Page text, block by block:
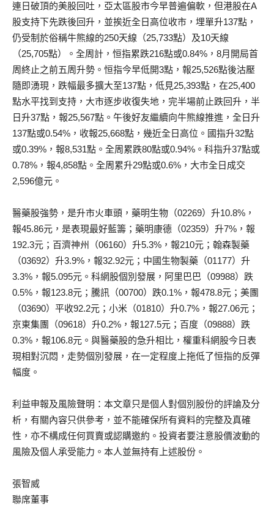
連日破頂的美股回吐，亞太區股市今早普遍偏軟，但港股在A
股支持下先跌後回升，並挨近全日高位收市，埋單升137點，
仍受制於俗稱牛熊線的250天線（25,733點）及10天線
（25,705點）。全周計，恒指累跌216點或0.84%，8月開局首
周終止之前五周升勢。恒指今早低開3點，報25,526點後沽壓
隨即湧現，跌幅最多擴大至137點，低見25,393點，在25,400
點水平找到支持，大市逐步收復失地，完半場前止跌回升，半
日升37點，報25,567點。午後好友繼續向牛熊線推進，全日升
137點或0.54%，收報25,668點，幾近全日高位。國指升32點
或0.39%，報8,531點。全周累跌80點或0.94%。科指升37點或
0.78%，報4,858點。全周累升29點或0.6%，大市全日成交
2,596億元。
醫藥股強勢，是升市火車頭，藥明生物（02269）升10.8%，
報45.86元，是表現最好藍籌；藥明康德（02359）升7%，報
192.3元；百濟神州（06160）升5.3%，報210元；翰森製藥
（03692）升3.9%，報32.92元；中國生物製藥（01177）升
3.3%，報5.095元。科網股個別發展，阿里巴巴（09988）跌
0.5%，報123.8元；騰訊（00700）跌0.1%，報478.8元；美團
（03690）平收92.2元；小米（01810）升0.7%，報27.06元；
京東集團（09618）升0.2%，報127.5元；百度（09888）跌
0.3%，報106.8元。與醫藥股的急升相比，權重科網股今日表
現相對沉悶，走勢個別發展，在一定程度上拖低了恒指的反彈
幅度。
利益申報及風險聲明：本文章只是個人對個別股份的評論及分
析，有關內容只供參考，並不能確保所有資料的完整及真確
性，亦不構成任何買賣或認購邀約。投資者要注意股價波動的
風險及個人承受能力。本人並無持有上述股份。
張智威
聯席董事